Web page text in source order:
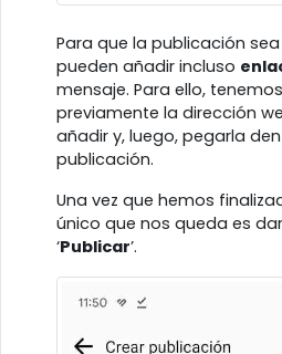
Para que la publicación
pueden añadir incluso
mensaje. Para ello,
previamente la dirección
añadir y, luego, pegarla
publicación.
Una vez que hemos
único que nos queda es
‘Publicar’.